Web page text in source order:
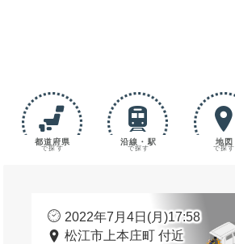
都道府県
で探す
沿線・駅
で探す
地図
で探す
2022年7月4日(月)17:58
松江市上本庄町 付近